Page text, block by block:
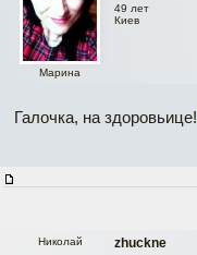
Марина
49 лет
Киев
Галочка, на здоровьице!
zhuckne
Николай